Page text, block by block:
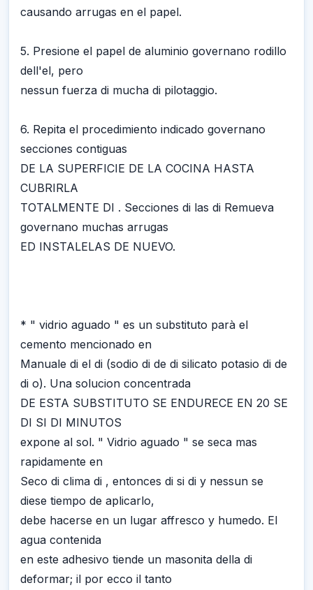
causando arrugas en el papel.
5. Presione el papel de aluminio governano rodillo
dell'el, pero
nessun fuerza di mucha di pilotaggio.
6. Repita el procedimiento indicado governano
secciones contiguas
DE LA SUPERFICIE DE LA COCINA HASTA
CUBRIRLA
TOTALMENTE DI . Secciones di las di Remueva
governano muchas arrugas
ED INSTALELAS DE NUEVO.
* " vidrio aguado " es un substituto parà el
cemento mencionado en
Manuale di el di (sodio di de di silicato potasio di de
di o). Una solucion concentrada
DE ESTA SUBSTITUTO SE ENDURECE EN 20 SE
DI SI DI MINUTOS
expone al sol. " Vidrio aguado " se seca mas
rapidamente en
Seco di clima di , entonces di si di y nessun se
diese tiempo de aplicarlo,
debe hacerse en un lugar affresco y humedo. El
agua contenida
en este adhesivo tiende un masonita della di
deformar; il por ecco il tanto